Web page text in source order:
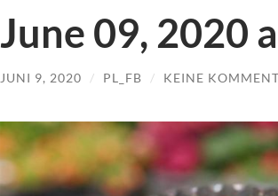
June 09, 2020
JUNI 9, 2020 / PL_FB / KEINE